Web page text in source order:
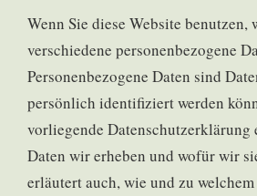
Wenn Sie diese Website benutzen,
verschiedene personenbezogene
Personenbezogene Daten sind
persönlich identifiziert werden
vorliegende Datenschutzerklärung
Daten wir erheben und wofür wir
erläutert auch, wie und zu